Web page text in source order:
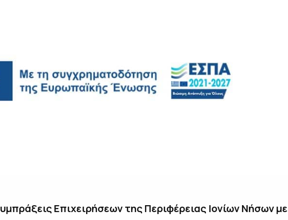
Επιχειρήσεων της Περιφέρειας Ιονίων Νήσων με